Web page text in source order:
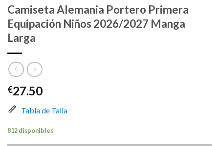
Camiseta Alemania Portero Primera
Equipación Niños 2026/2027 Manga
Larga
€27.50
Tabla de Talla
812 disponibles